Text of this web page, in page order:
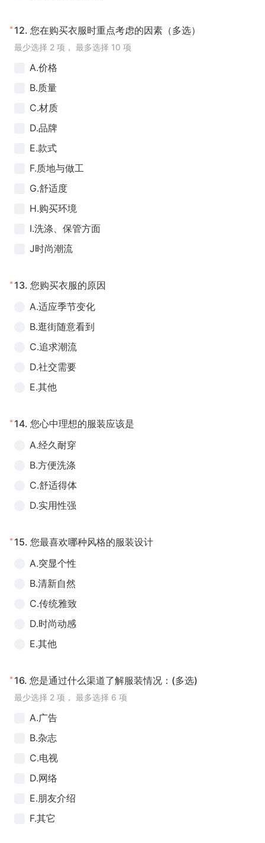
* 12. 您在购买衣服时重点考虑的因素（多选）
最少选择 2 项， 最多选择 10 项
A.价格
B.质量
C.材质
D.品牌
E.款式
F.质地与做工
G.舒适度
H.购买环境
I.洗涤、保管方面
J时尚潮流
* 13. 您购买衣服的原因
A.适应季节变化
B.逛街随意看到
C.追求潮流
D.社交需要
E.其他
* 14. 您心中理想的服装应该是
A.经久耐穿
B.方便洗涤
C.舒适得体
D.实用性强
* 15. 您最喜欢哪种风格的服装设计
A.突显个性
B.清新自然
C.传统雅致
D.时尚动感
E.其他
* 16. 您是通过什么渠道了解服装情况：(多选)
最少选择 2 项， 最多选择 6 项
A.广告
B.杂志
C.电视
D.网络
E.朋友介绍
F.其它